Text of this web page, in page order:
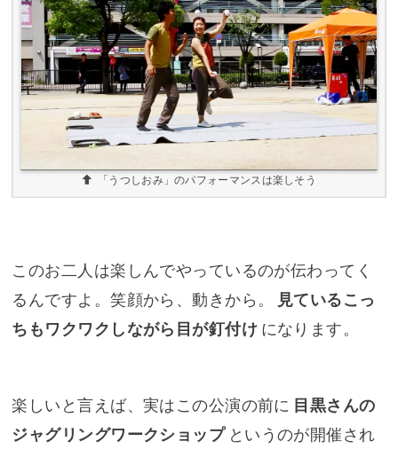
「うつしおみ」のパフォーマンスは楽しそう
このお二人は楽しんでやっているのが伝わってく
るんですよ。笑顔から、動きから。
見ているこっ
ちもワクワクしながら目が釘付け になります。
楽しいと言えば、実はこの公演の前に 目黒さんの
ジャグリングワークショップ というのが開催され